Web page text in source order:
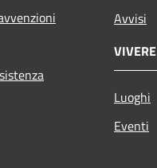
Avvisi
Luoghi
Eventi